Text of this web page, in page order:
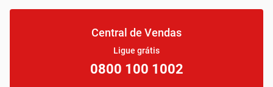
Central de Vendas
Ligue grátis
0800 100 1002